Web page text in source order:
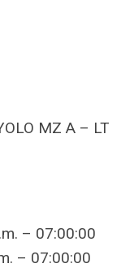
MZ A – LT
– 07:00:00
– 07:00:00